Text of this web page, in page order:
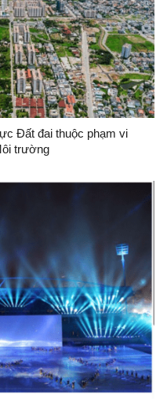
Đất đai thuộc phạm vi
trường